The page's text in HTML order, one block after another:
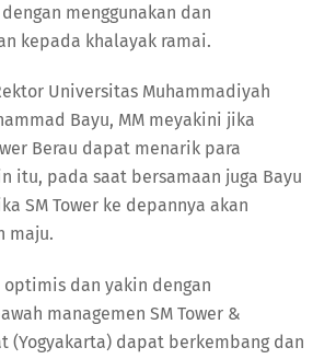
menggunakan dan
kepada khalayak ramai.
Universitas Muhammadiyah
Bayu, MM meyakini jika
Berau dapat menarik para
itu, pada saat bersamaan juga Bayu
SM Tower ke depannya akan
maju.
optimis dan yakin dengan
managemen SM Tower &
(Yogyakarta) dapat berkembang dan